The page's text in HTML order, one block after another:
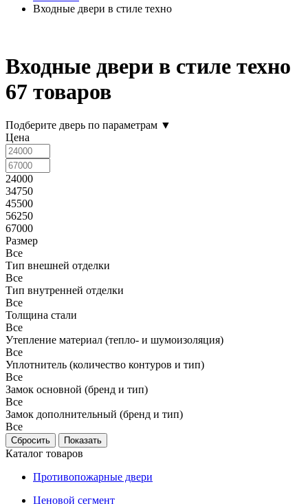
Входные двери в стиле техно
Входные двери в стиле техно
67 товаров
Подберите дверь по параметрам ▼
Цена
24000
34750
45500
56250
67000
Размер
Все
Тип внешней отделки
Все
Тип внутренней отделки
Все
Толщина стали
Все
Утепление материал (тепло- и шумоизоляция)
Все
Уплотнитель (количество контуров и тип)
Все
Замок основной (бренд и тип)
Все
Замок дополнительный (бренд и тип)
Все
Каталог товаров
Противопожарные двери
Ценовой сегмент